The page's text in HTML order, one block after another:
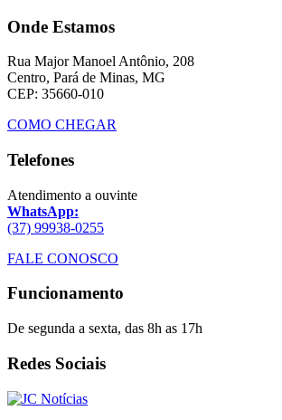
Onde Estamos
Rua Major Manoel Antônio, 208
Centro, Pará de Minas, MG
CEP: 35660-010
COMO CHEGAR
Telefones
Atendimento a ouvinte
WhatsApp:
(37) 99938-0255
FALE CONOSCO
Funcionamento
De segunda a sexta, das 8h as 17h
Redes Sociais